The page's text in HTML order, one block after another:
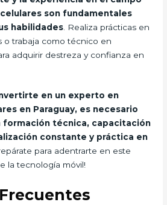
son fundamentales
habilidades . Realiza prácticas en
o trabaja como técnico en
adquirir destreza y confianza en
en un experto en
en Paraguay, es necesario
formación técnica, capacitación
constante y práctica en
para adentrarte en este
la tecnología móvil!